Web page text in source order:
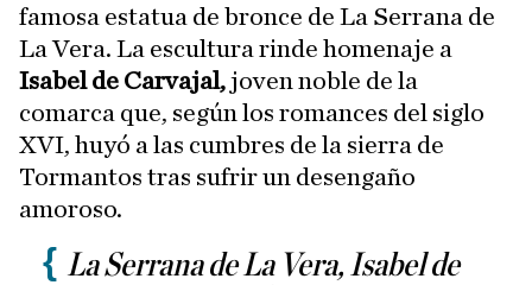
famosa estatua de bronce de La Serrana de
La Vera. La escultura rinde homenaje a
Isabel de Carvajal,joven noble de la
comarca que, según los romances del siglo
XVI, huyó a las cumbres de la sierra de
Tormantos tras sufrir un desengaño
amoroso.
La Serrana de La Vera, Isabel de